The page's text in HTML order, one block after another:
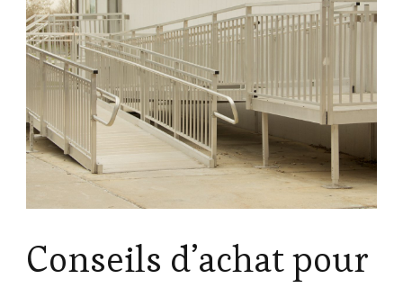
Conseils d’achat pour